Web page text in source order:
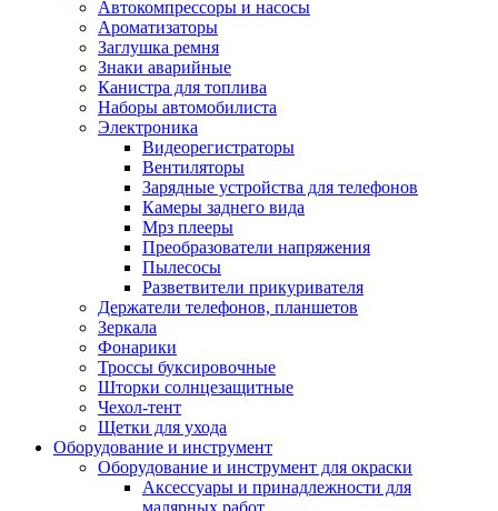
Автокомпрессоры и насосы
Ароматизаторы
Заглушка ремня
Знаки аварийные
Канистра для топлива
Наборы автомобилиста
Электроника
Видеорегистраторы
Вентиляторы
Зарядные устройства для телефонов
Камеры заднего вида
Мрз плееры
Преобразователи напряжения
Пылесосы
Разветвители прикуривателя
Держатели телефонов, планшетов
Зеркала
Фонарики
Троссы буксировочные
Шторки солнцезащитные
Чехол-тент
Щетки для ухода
Оборудование и инструмент
Оборудование и инструмент для окраски
Аксессуары и принадлежности для